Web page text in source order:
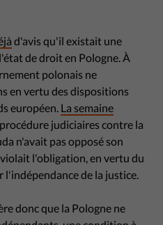
d'avis qu'il existait une
de droit en Pologne. À
polonais ne
en vertu des dispositions
européen. La semaine
judiciaires contre la
n'avait pas opposé son
l'obligation, en vertu du
de la justice.
donc que la Pologne ne